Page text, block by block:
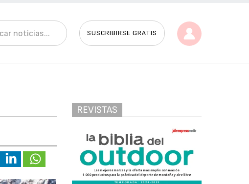
SUSCRIBIRSE GRATIS
REVISTAS